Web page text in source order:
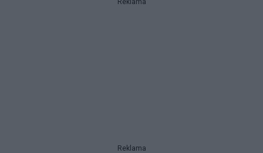
Reklama
Reklama